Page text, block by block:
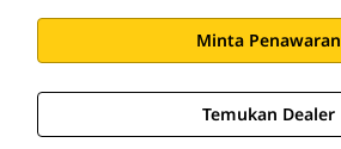
Minta Penawaran
Temukan Dealer